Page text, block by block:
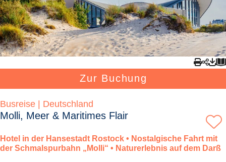
Zur Buchung
Busreise | Deutschland
Molli, Meer & Maritimes Flair
Hotel in der Hansestadt Rostock • Nostalgische Fahrt mit
der Schmalspurbahn „Molli“ • Naturerlebnis auf dem Darß